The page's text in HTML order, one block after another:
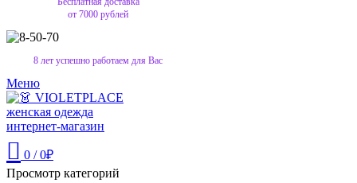
от 7000 рублей
8 лет успешно работаем для Вас
Меню
0 / 0₽
Просмотр категорий